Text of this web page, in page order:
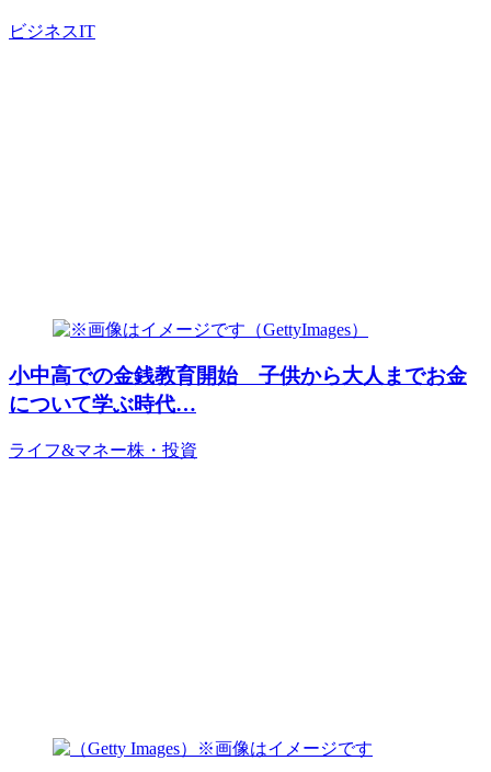
ビジネスIT
小中高での金銭教育開始 子供から大人までお金
について学ぶ時代…
ライフ&マネー株・投資